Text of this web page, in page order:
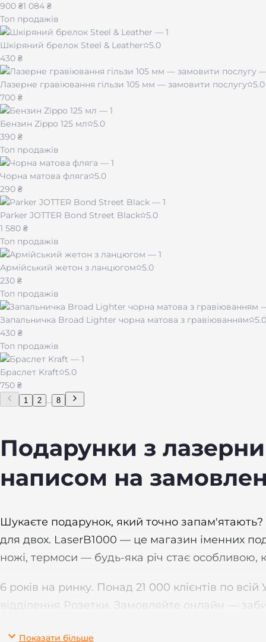
900 ₴1 084 ₴
Топ продажів
Шкіряний брелок Steel & Leather
5.0
430 ₴
Лазерне гравіювання гільзи 105 мм — замовити послугу 5.0
700 ₴
Бензин Zippo 125 мл
5.0
390 ₴
Топ продажів
Чорна матова фляга
5.0
290 ₴
Parker JOTTER Bond Street Black 5.0
1 580 ₴
Топ продажів
Армійський жетон з ланцюгом
5.0
230 ₴
Топ продажів
Запальничка Broad Lighter чорна матова з гравіюванням
5.0
430 ₴
Топ продажів
Браслет Kraft
5.0
750 ₴
1 2 ... 8
Подарунки з
написом на
Шукаєте подарунок, який точно
для двох. LaserB1000 — це магазин іменних
ножі, термоси — будь-яка річ стає особливою,
6 років на ринку. Понад 21 000 клієнтів по
відділення Розетки. Замовляйте онлайн —
Показати більше